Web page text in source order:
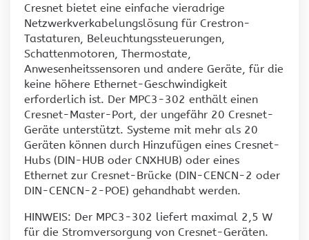
Cresnet bietet eine einfache vieradrige
Netzwerkverkabelungslösung für Crestron-
Tastaturen, Beleuchtungssteuerungen,
Schattenmotoren, Thermostate,
Anwesenheitssensoren und andere Geräte, für die
keine höhere Ethernet-Geschwindigkeit
erforderlich ist. Der MPC3-302 enthält einen
Cresnet-Master-Port, der ungefähr 20 Cresnet-
Geräte unterstützt. Systeme mit mehr als 20
Geräten können durch Hinzufügen eines Cresnet-
Hubs (DIN-HUB oder CNXHUB) oder eines
Ethernet zur Cresnet-Brücke (DIN-CENCN-2 oder
DIN-CENCN-2-POE) gehandhabt werden.
HINWEIS: Der MPC3-302 liefert maximal 2,5 W
für die Stromversorgung von Cresnet-Geräten.